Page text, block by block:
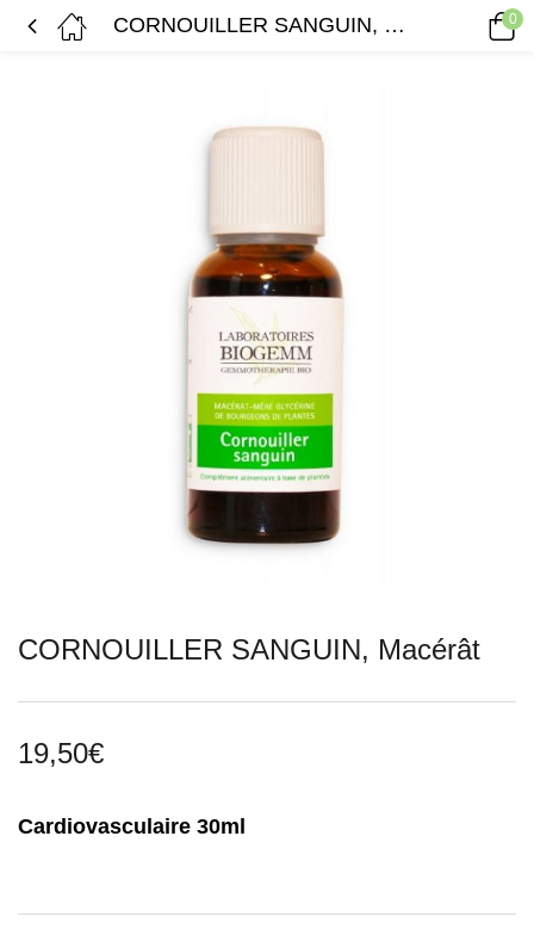
CORNOUILLER SANGUIN, Macérât 0
CORNOUILLER SANGUIN, Macérât
19,50€
Cardiovasculaire 30ml